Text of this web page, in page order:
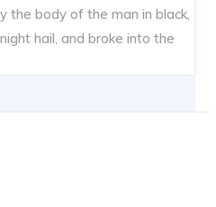
the body of the man in black,
hail, and broke into the